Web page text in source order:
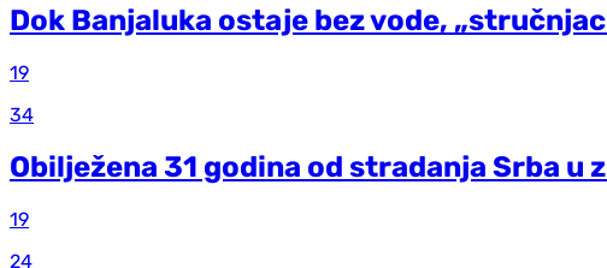
Dok Banjaluka ostaje bez vode,
19
34
Obilježena 31 godina od stradanja Srba u
19
24